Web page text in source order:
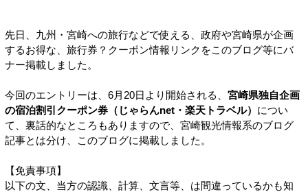
先日、九州・宮崎への旅行などで使える、政府や宮崎県が企画
するお得な、旅行券？クーポン情報リンクをこのブログ等にバ
ナー掲載しました。
今回のエントリーは、6月20日より開始される、 宮崎県独自企画
の宿泊割引クーポン券（じゃらんnet・楽天トラベル） につい
て、裏話的なところもありますので、宮崎観光情報系のブログ
記事とは分け、このブログに掲載しました。
【免責事項】
以下の文、当方の認識、計算、文言等、は間違っているかも知